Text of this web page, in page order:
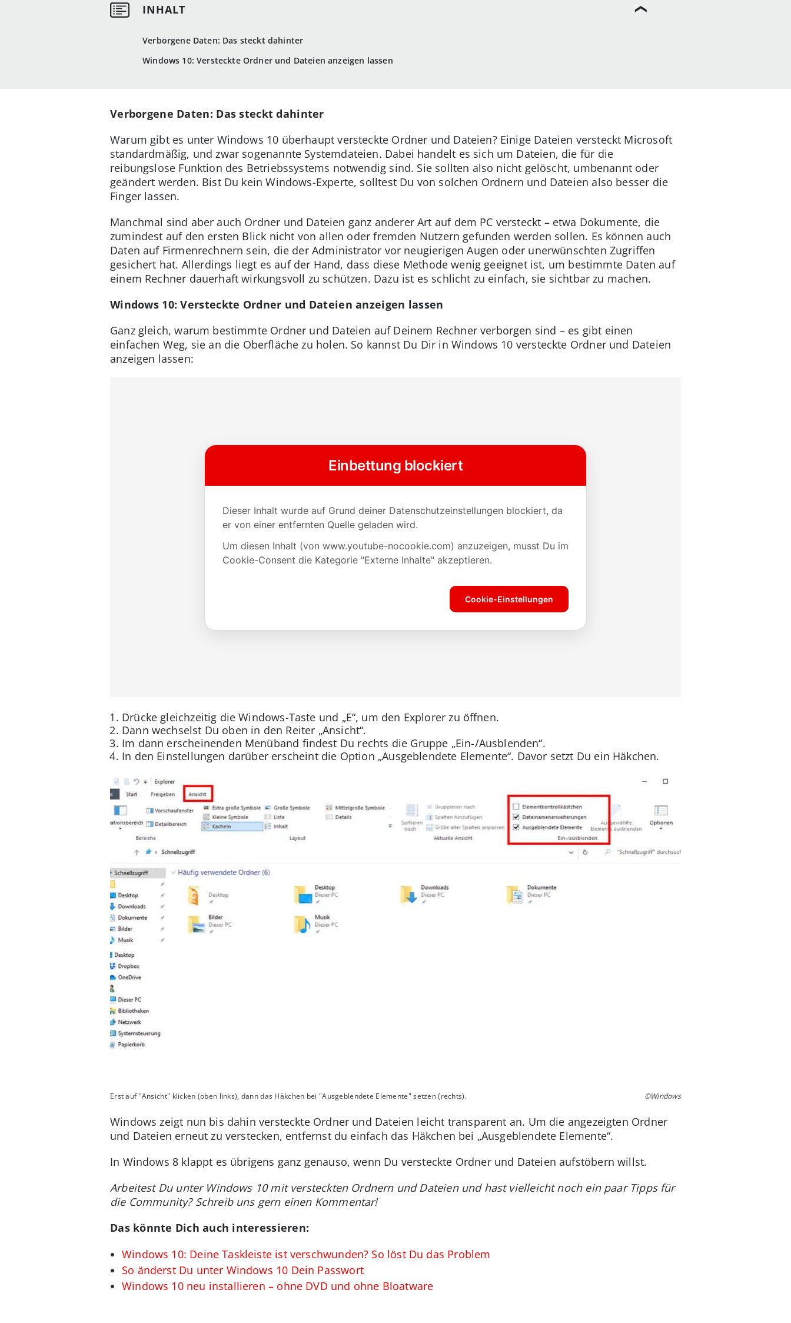
Verborgene Daten: Das steckt dahinter
Windows 10: Versteckte Ordner und Dateien anzeigen lassen
Verborgene Daten: Das steckt dahinter
Warum gibt es unter Windows 10 überhaupt versteckte Ordner und Dateien? Einige Dateien versteckt Microsoft
standardmäßig, und zwar sogenannte Systemdateien. Dabei handelt es sich um Dateien, die für die
reibungslose Funktion des Betriebssystems notwendig sind. Sie sollten also nicht gelöscht, umbenannt oder
geändert werden. Bist Du kein Windows-Experte, solltest Du von solchen Ordnern und Dateien also besser die
Finger lassen.
Manchmal sind aber auch Ordner und Dateien ganz anderer Art auf dem PC versteckt – etwa Dokumente, die
zumindest auf den ersten Blick nicht von allen oder fremden Nutzern gefunden werden sollen. Es können auch
Daten auf Firmenrechnern sein, die der Administrator vor neugierigen Augen oder unerwünschten Zugriffen
gesichert hat. Allerdings liegt es auf der Hand, dass diese Methode wenig geeignet ist, um bestimmte Daten auf
einem Rechner dauerhaft wirkungsvoll zu schützen. Dazu ist es schlicht zu einfach, sie sichtbar zu machen.
Windows 10: Versteckte Ordner und Dateien anzeigen lassen
Ganz gleich, warum bestimmte Ordner und Dateien auf Deinem Rechner verborgen sind – es gibt einen
einfachen Weg, sie an die Oberfläche zu holen. So kannst Du Dir in Windows 10 versteckte Ordner und Dateien
anzeigen lassen:
Drücke gleichzeitig die Windows-Taste und „E“, um den Explorer zu öffnen.
Dann wechselst Du oben in den Reiter „Ansicht“.
Im dann erscheinenden Menüband findest Du rechts die Gruppe „Ein-/Ausblenden“.
In den Einstellungen darüber erscheint die Option „Ausgeblendete Elemente“. Davor setzt Du ein Häkchen.
Erst auf "Ansicht" klicken (oben links), dann das Häkchen bei "Ausgeblendete Elemente" setzen (rechts). ©Windows
Windows zeigt nun bis dahin versteckte Ordner und Dateien leicht transparent an. Um die angezeigten Ordner
und Dateien erneut zu verstecken, entfernst du einfach das Häkchen bei „Ausgeblendete Elemente“.
In Windows 8 klappt es übrigens ganz genauso, wenn Du versteckte Ordner und Dateien aufstöbern willst.
Arbeitest Du unter Windows 10 mit versteckten Ordnern und Dateien und hast vielleicht noch ein paar Tipps für
die Community? Schreib uns gern einen Kommentar!
Das könnte Dich auch interessieren:
Windows 10: Deine Taskleiste ist verschwunden? So löst Du das Problem
So änderst Du unter Windows 10 Dein Passwort
Windows 10 neu installieren – ohne DVD und ohne Bloatware